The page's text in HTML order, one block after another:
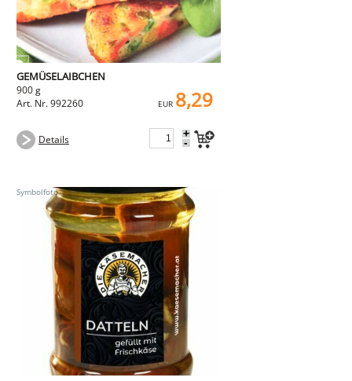
GEMÜSELAIBCHEN
900 g
Art. Nr. 992260
EUR 8,29
Details +
-